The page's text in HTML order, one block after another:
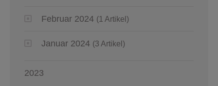
Februar 2024 (1 Artikel)
Januar 2024 (3 Artikel)
2023